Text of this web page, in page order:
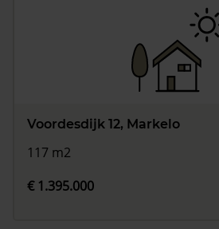
Voordesdijk 12, Markelo
117 m2
€ 1.395.000